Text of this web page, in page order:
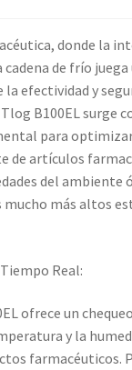
donde la
de frío
la efectividad y
B100EL surge
para
de artículos
del ambiente
más altos
Real:
ofrece un
y la
farmacéuticos.